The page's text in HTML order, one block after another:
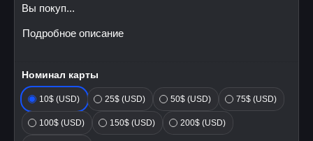
Вы покуп...
Подробное описание
Номинал карты
10$ (USD) 25$ (USD) 50$ (USD) 75$ (USD)
100$ (USD) 150$ (USD) 200$ (USD)